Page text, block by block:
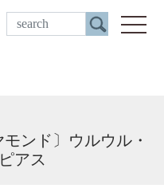
ご来店予約
ンド〕ウルウル・
アス